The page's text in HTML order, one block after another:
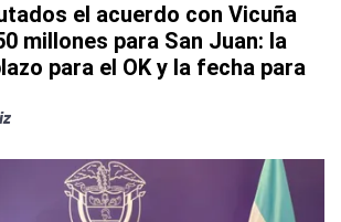
el acuerdo con Vicuña
millones para San Juan: la
para el OK y la fecha para